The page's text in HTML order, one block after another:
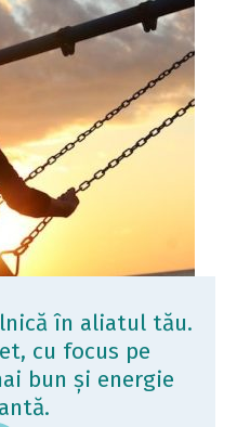
în aliatul tău.
cu focus pe
bun și energie